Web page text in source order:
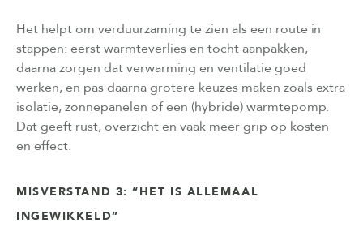
Het helpt om verduurzaming te zien als een route in
stappen: eerst warmteverlies en tocht aanpakken,
daarna zorgen dat verwarming en ventilatie goed
werken, en pas daarna grotere keuzes maken zoals extra
isolatie, zonnepanelen of een (hybride) warmtepomp.
Dat geeft rust, overzicht en vaak meer grip op kosten
en effect.
MISVERSTAND 3: “HET IS ALLEMAAL
INGEWIKKELD”